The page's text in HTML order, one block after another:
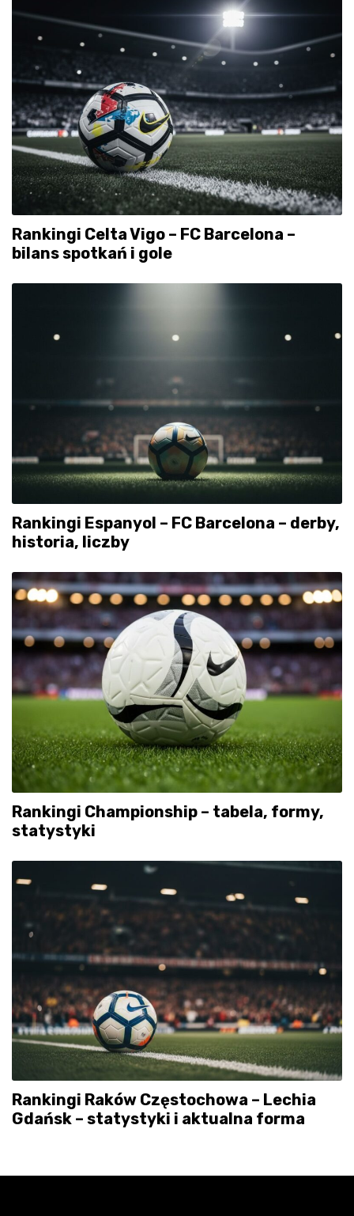
Rankingi Celta Vigo – FC Barcelona –
bilans spotkań i gole
Rankingi Espanyol – FC Barcelona – derby,
historia, liczby
Rankingi Championship – tabela, formy,
statystyki
Rankingi Raków Częstochowa – Lechia
Gdańsk – statystyki i aktualna forma